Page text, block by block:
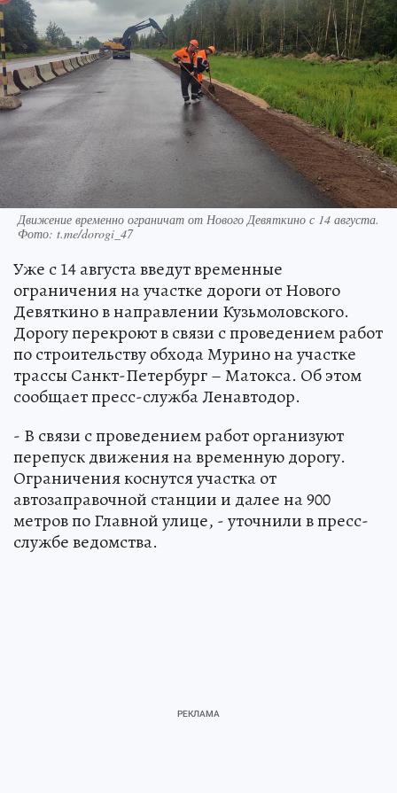
Движение временно ограничат от Нового Девяткино с 14 августа.
Фото: t.me/dorogi_47
Уже с 14 августа введут временные
ограничения на участке дороги от Нового
Девяткино в направлении Кузьмоловского.
Дорогу перекроют в связи с проведением работ
по строительству обхода Мурино на участке
трассы Санкт-Петербург – Матокса. Об этом
сообщает пресс-служба Ленавтодор.
- В связи с проведением работ организуют
перепуск движения на временную дорогу.
Ограничения коснутся участка от
автозаправочной станции и далее на 900
метров по Главной улице, - уточнили в пресс-
службе ведомства.